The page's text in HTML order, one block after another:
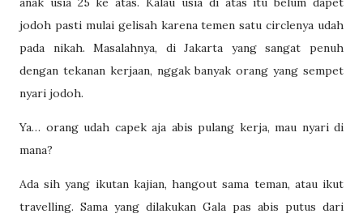
jodoh pasti mulai gelisah karena temen satu circlenya udah
pada nikah. Masalahnya, di Jakarta yang sangat penuh
dengan tekanan kerjaan, nggak banyak orang yang sempet
nyari jodoh.
Ya… orang udah capek aja abis pulang kerja, mau nyari di
mana?
Ada sih yang ikutan kajian, hangout sama teman, atau ikut
travelling. Sama yang dilakukan Gala pas abis putus dari